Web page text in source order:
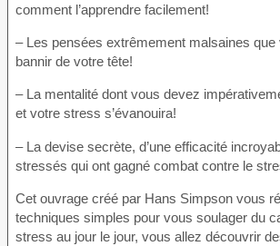
comment l’apprendre facilement!
– Les pensées extrêmement malsaines que
bannir de votre tête!
– La mentalité dont vous devez
et votre stress s’évanouira!
– La devise secrète, d’une efficacité
stressés qui ont gagné combat contre le
Cet ouvrage créé par Hans Simpson vous
techniques simples pour vous soulager du
stress au jour le jour, vous allez découvrir